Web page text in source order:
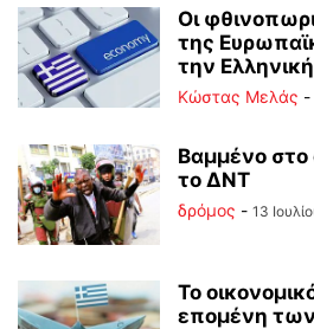
Οι
της
την
Κώστας Μελάς -
Βαμμένο
το ΔΝΤ
δρόμος - 13
Το
επομένη